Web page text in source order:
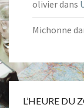
olivierdans
Michonne
L’HEURE DU